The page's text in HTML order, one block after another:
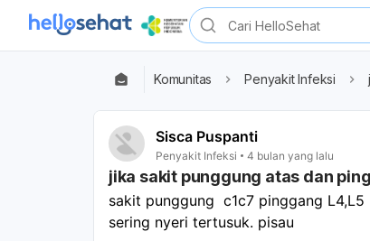
Komunitas Penyakit Infeksi
Sisca Puspanti
Penyakit Infeksi 4 bulan yang lalu
jika sakit punggung atas dan
sakit punggung  c1c7 pinggang L4,L5
sering nyeri tertusuk. pisau